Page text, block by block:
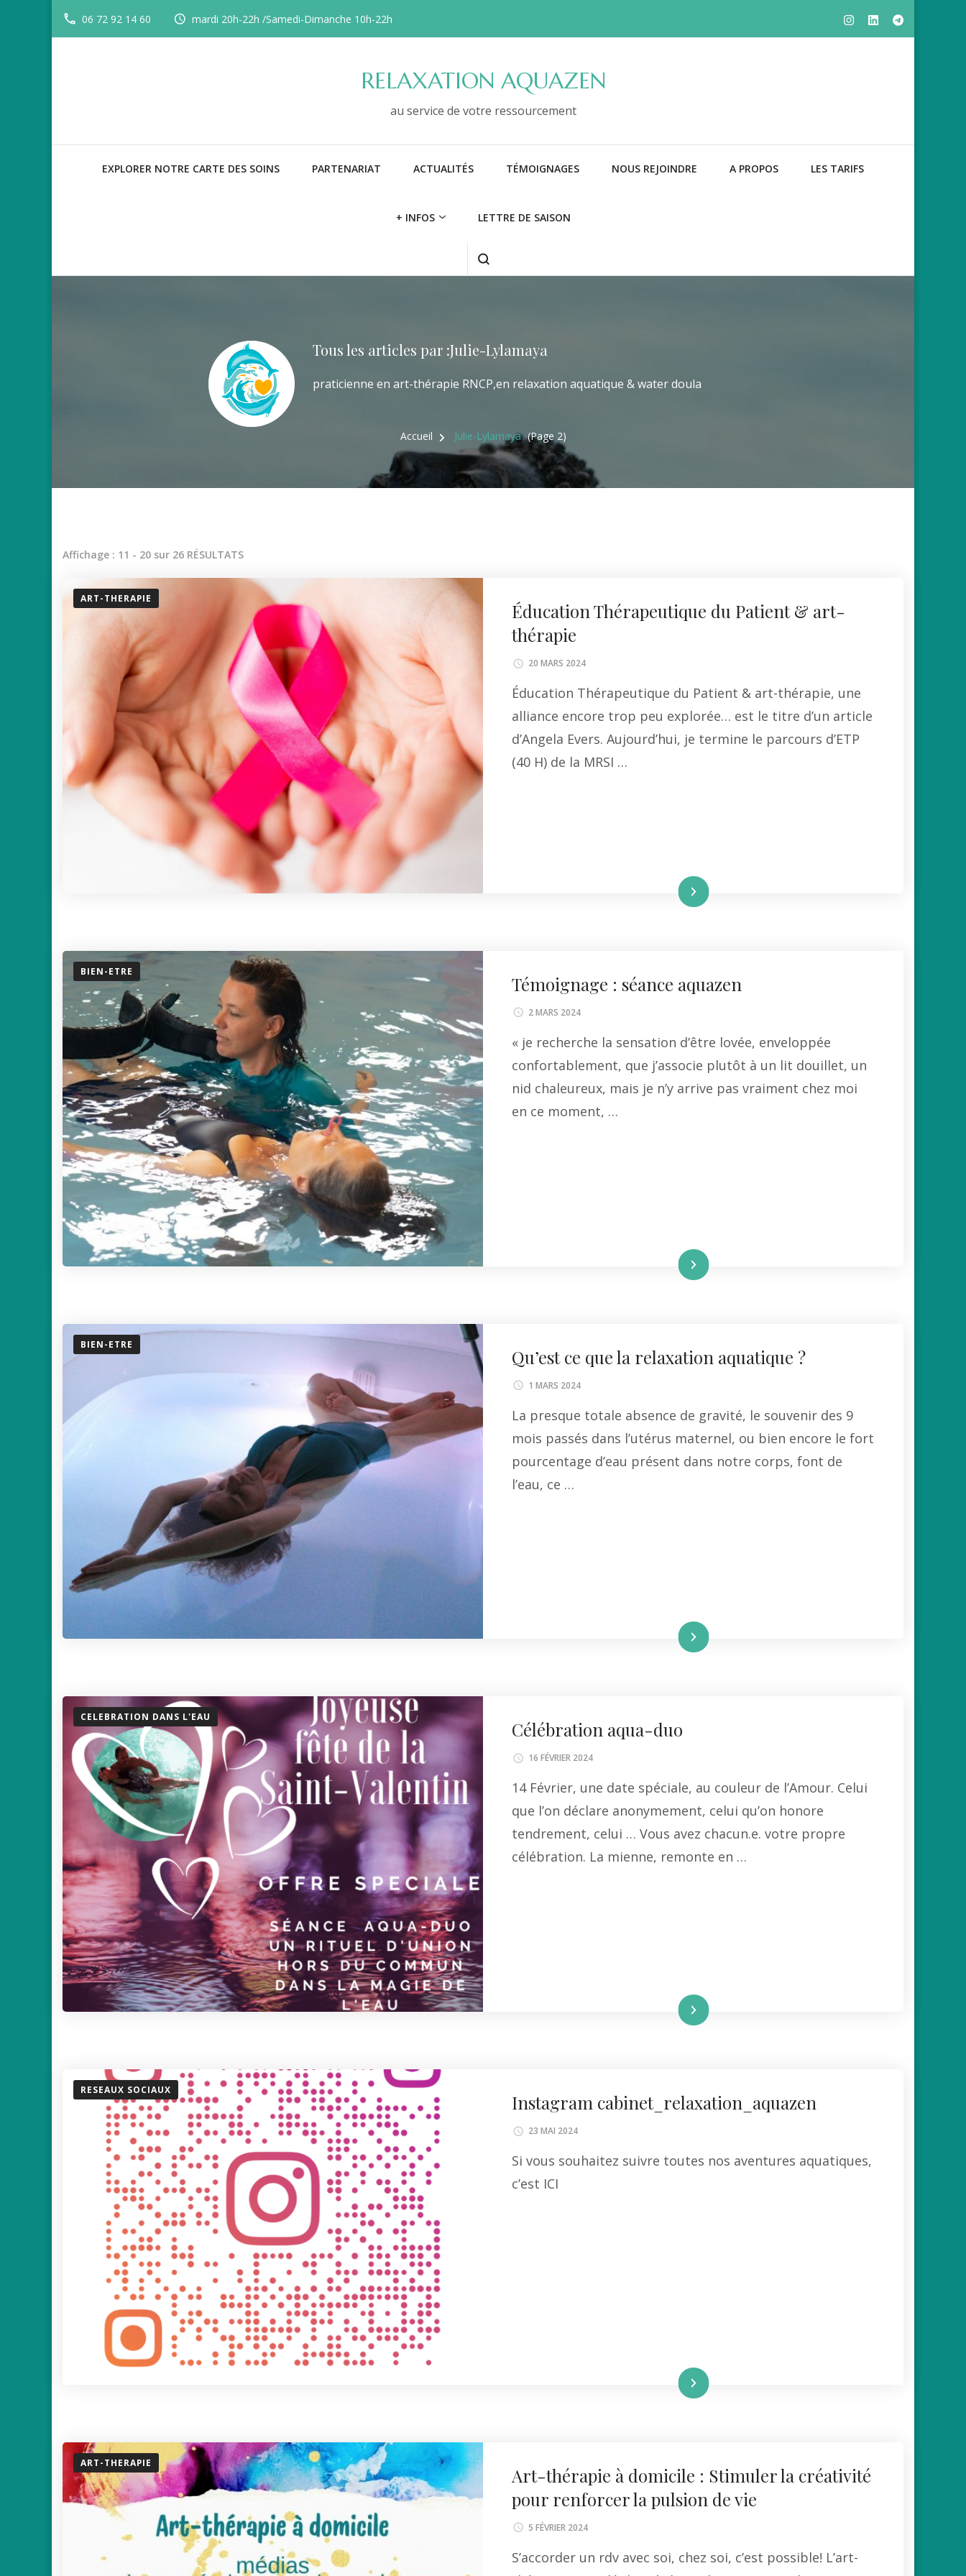
06 72 92 14 60 mardi 20h-22h /Samedi-Dimanche 10h-22h
RELAXATION AQUAZEN
au service de votre ressourcement
EXPLORER NOTRE CARTE DES SOINS PARTENARIAT ACTUALITÉS TÉMOIGNAGES NOUS REJOINDRE A PROPOS LES TARIFS
+ INFOS LETTRE DE SAISON
Tous les articles par :Julie-Lylamaya
praticienne en art-thérapie RNCP,en relaxation aquatique & water doula
Accueil Julie-Lylamaya (Page 2)
Affichage : 11 - 20 sur 26 RÉSULTATS
ART-THERAPIE
Éducation Thérapeutique du Patient & art-
thérapie
20 MARS 2024
Éducation Thérapeutique du Patient & art-thérapie, une
alliance encore trop peu explorée… est le titre d’un article
d’Angela Evers. Aujourd’hui, je termine le parcours d’ETP
(40 H) de la MRSI …
Lire la suite
BIEN-ETRE
Témoignage : séance aquazen
2 MARS 2024
« je recherche la sensation d’être lovée, enveloppée
confortablement, que j’associe plutôt à un lit douillet, un
nid chaleureux, mais je n’y arrive pas vraiment chez moi
en ce moment, …
Lire la suite
BIEN-ETRE
Qu’est ce que la relaxation aquatique ?
1 MARS 2024
La presque totale absence de gravité, le souvenir des 9
mois passés dans l’utérus maternel, ou bien encore le fort
pourcentage d’eau présent dans notre corps, font de
l’eau, ce …
Lire la suite
CELEBRATION DANS L'EAU
Célébration aqua-duo
16 FÉVRIER 2024
14 Février, une date spéciale, au couleur de l’Amour. Celui
que l’on déclare anonymement, celui qu’on honore
tendrement, celui … Vous avez chacun.e. votre propre
célébration. La mienne, remonte en …
Lire la suite
RESEAUX SOCIAUX
Instagram cabinet_relaxation_aquazen
23 MAI 2024
Si vous souhaitez suivre toutes nos aventures aquatiques,
c’est ICI
Lire la suite
ART-THERAPIE
Art-thérapie à domicile : Stimuler la créativité
pour renforcer la pulsion de vie
5 FÉVRIER 2024
S’accorder un rdv avec soi, chez soi, c’est possible! L’art-